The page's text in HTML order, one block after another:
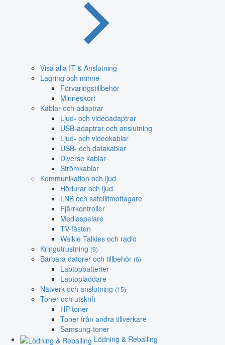
Visa alla IT & Anslutning
Lagring och minne
Förvaringstillbehör
Minneskort
Kablar och adaptrar
Ljud- och videoadaptrar
USB-adaptrar och anslutning
Ljud- och videokablar
USB- och datakablar
Diverse kablar
Strömkablar
Kommunikation och ljud
Hörlurar och ljud
LNB och satellitmottagare
Fjärrkontroller
Mediaspelare
TV-fästen
Walkie Talkies och radio
Kringutrustning (9)
Bärbara datorer och tillbehör (6)
Laptopbatterier
Laptopladdare
Nätverk och anslutning (15)
Toner och utskrift
HP-toner
Toner från andra tillverkare
Samsung-toner
Lödning & Reballing